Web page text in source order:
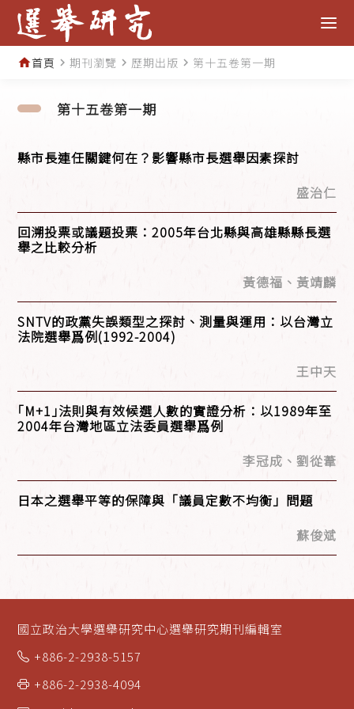
home首頁 navigate_next期刊瀏覽 navigate_next 歷期出版 navigate_next 第十五卷第一期
第十五卷第一期
縣市長連任關鍵何在？影響縣市長選舉因素探討
盛治仁
回溯投票或議題投票：2005年台北縣與高雄縣縣長選
舉之比較分析
黃德福、黃靖麟
SNTV的政黨失誤類型之探討、測量與運用：以台灣立
法院選舉爲例(1992-2004)
王中天
｢M+1｣法則與有效候選人數的實證分析：以1989年至
2004年台灣地區立法委員選舉爲例
李冠成、劉從葦
日本之選舉平等的保障與「議員定數不均衡」問題
蘇俊斌
國立政治大學選舉研究中心選舉研究期刊編輯室
+886-2-2938-5157
+886-2-2938-4094